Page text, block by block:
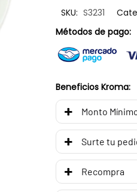
SKU: S3231
Métodos de pago:
Beneficios Kroma:
Monto
Surte tu
Recompra